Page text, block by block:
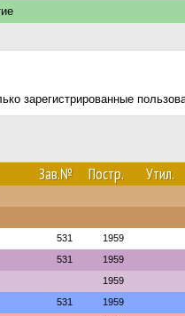
зарегистрированные
Зав.№ Постр. Утил.
531 1959
531 1959
1959
531 1959